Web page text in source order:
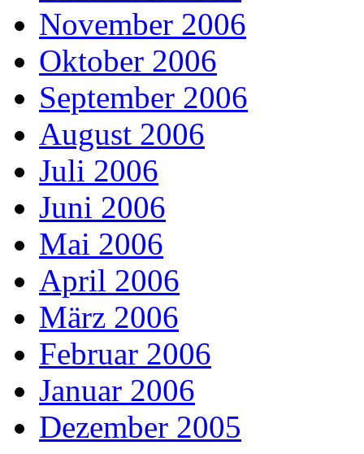
November 2006
Oktober 2006
September 2006
August 2006
Juli 2006
Juni 2006
Mai 2006
April 2006
März 2006
Februar 2006
Januar 2006
Dezember 2005